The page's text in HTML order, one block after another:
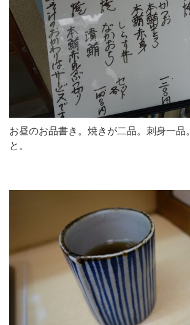
お昼のお品書き。焼きが二品。刺身一品
と。